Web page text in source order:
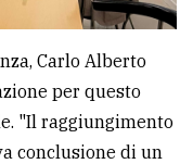
Carlo Alberto
per questo
"Il raggiungimento
conclusione di un